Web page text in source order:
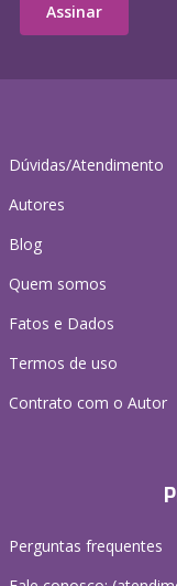
Dúvidas/Atendimento
Autores
Blog
Quem somos
Fatos e Dados
Termos de uso
Contrato com o Autor
Perguntas frequentes
Assinar